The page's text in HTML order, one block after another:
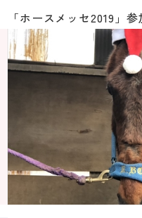
「ホースメッセ2019」